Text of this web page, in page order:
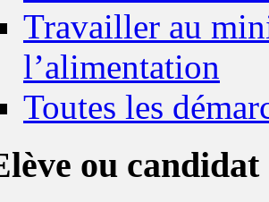
Travailler au
l’alimentation
Toutes les
ou candidat